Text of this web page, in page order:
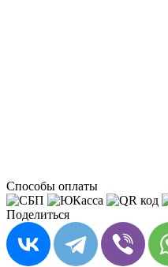
Способы оплаты
Поделиться